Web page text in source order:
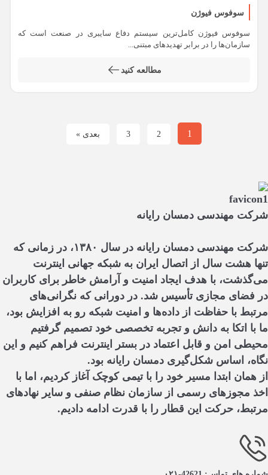
سوفوس فیوژن
سوفوس فیوژن کامل‌ترین سیستم دفاع سایبری در صنعت است که
سازمان‌ها را در برابر تهدیدهای مبتنی...
مطالعه کنید
1
2
3 بعدی »
شرکت مهندسی دمسان رایانه
شرکت مهندسی دمسان رایانه در سال ۱۳۸۰، در زمانی که
تنها هشت سال از اتصال ایران به شبکه جهانی اینترنت
می‌گذشت، با هدف ایجاد امنیت و آرامش خاطر برای کاربران
در فضای مجازی تأسیس شد. در دورانی که نگرانی‌های
مرتبط با حفاظت از داده‌ها و امنیت شبکه‌ رو به افزایش بود،
ما با اتکا به دانش و تجربه تخصصی خود تصمیم گرفتیم
محیطی امن و قابل اعتماد در بستر اینترنت فراهم کنیم و این
نگاه، اساس شکل‌گیری دمسان رایانه بود.
از همان ابتدا مسیر خود را با تیمی کوچک آغاز کردیم، اما با
اخذ مجوزهای رسمی از سازمان نظام صنفی و سایر نهادهای
مرتبط، حرکت این قطار را با قدرت ادامه دادیم.